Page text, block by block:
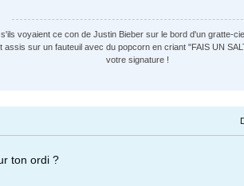
voyaient ce con de Justin Bieber sur le bord d'un gratte-
assis sur un fauteuil avec du popcorn en criant "FAIS UN
votre signature !
ton ordi ?